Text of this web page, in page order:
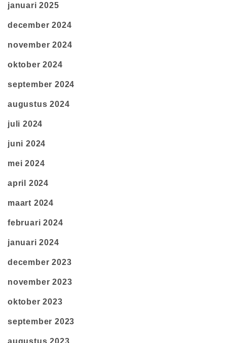
januari 2025
december 2024
november 2024
oktober 2024
september 2024
augustus 2024
juli 2024
juni 2024
mei 2024
april 2024
maart 2024
februari 2024
januari 2024
december 2023
november 2023
oktober 2023
september 2023
augustus 2023